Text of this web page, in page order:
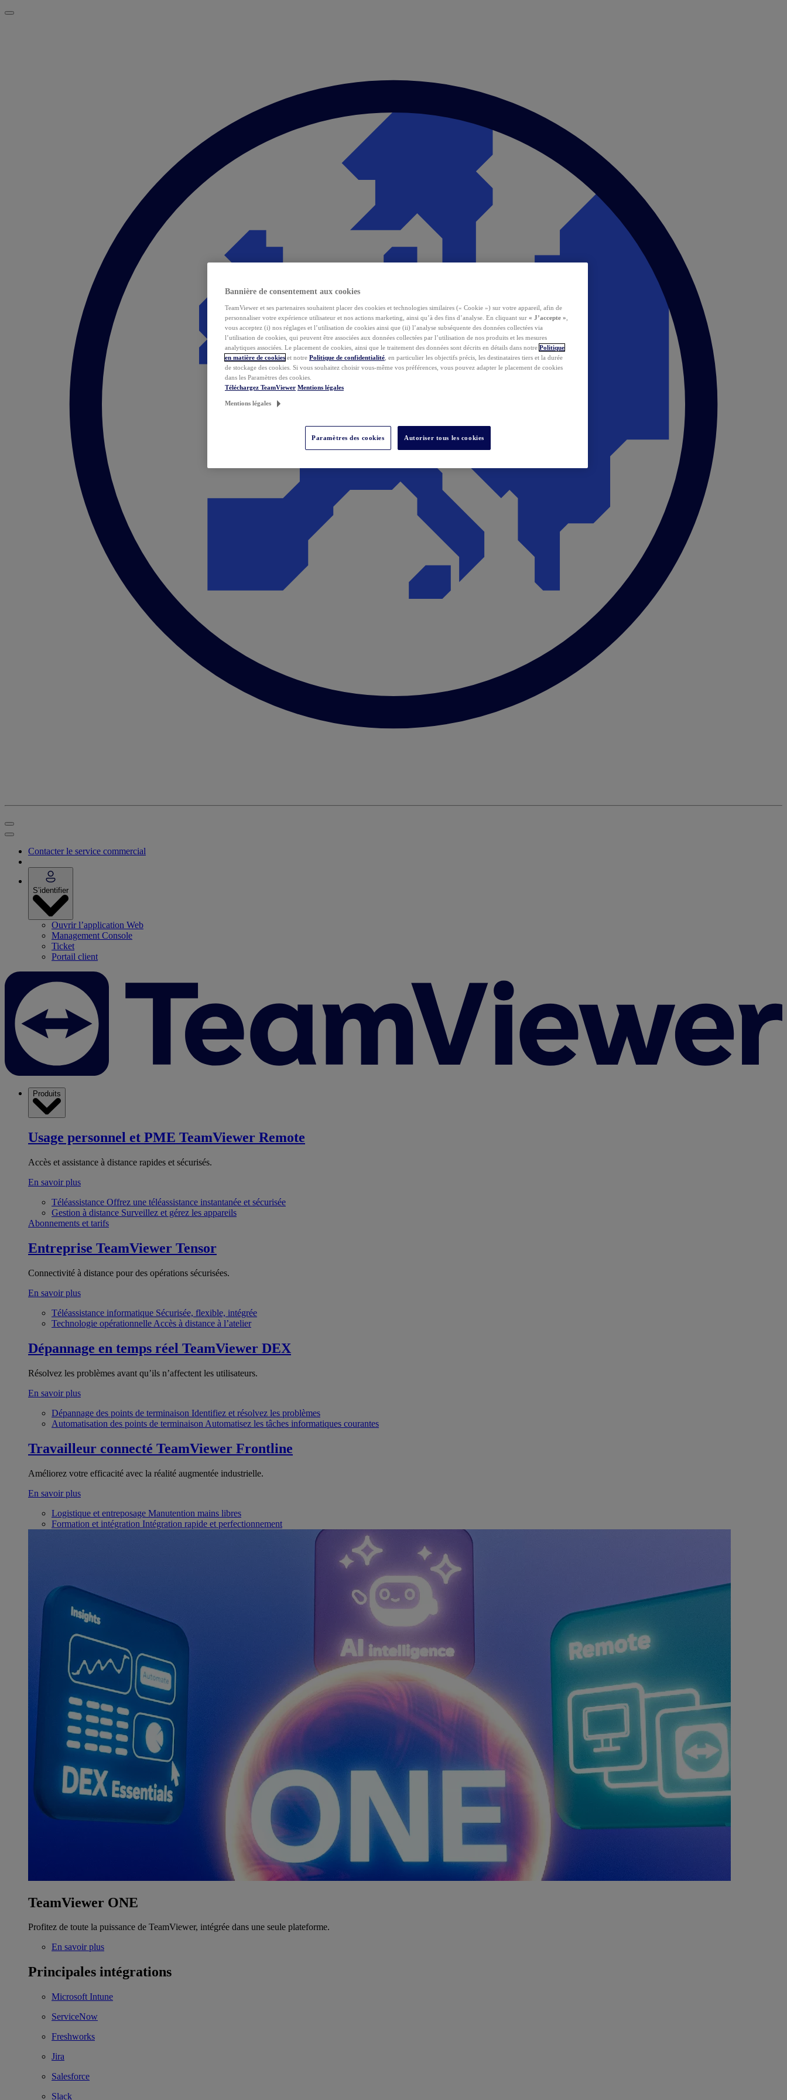
Contacter le service commercial
S’identifier
Ouvrir l’application Web
Management Console
Ticket
Portail client
Produits
Usage personnel et PME TeamViewer Remote
Accès et assistance à distance rapides et sécurisés.
En savoir plus
Téléassistance Offrez une téléassistance instantanée et sécurisée
Gestion à distance Surveillez et gérez les appareils
Abonnements et tarifs
Entreprise TeamViewer Tensor
Connectivité à distance pour des opérations sécurisées.
En savoir plus
Téléassistance informatique Sécurisée, flexible, intégrée
Technologie opérationnelle Accès à distance à l’atelier
Dépannage en temps réel TeamViewer DEX
Résolvez les problèmes avant qu’ils n’affectent les utilisateurs.
En savoir plus
Dépannage des points de terminaison Identifiez et résolvez les problèmes
Automatisation des points de terminaison Automatisez les tâches informatiques courantes
Travailleur connecté TeamViewer Frontline
Améliorez votre efficacité avec la réalité augmentée industrielle.
En savoir plus
Logistique et entreposage Manutention mains libres
Formation et intégration Intégration rapide et perfectionnement
TeamViewer ONE
Profitez de toute la puissance de TeamViewer, intégrée dans une seule plateforme.
En savoir plus
Principales intégrations
Microsoft Intune
ServiceNow
Freshworks
Jira
Salesforce
Slack
Bannière de consentement aux cookies
TeamViewer et ses partenaires souhaitent placer des cookies et technologies similaires (« Cookie ») sur votre appareil, afin de
personnaliser votre expérience utilisateur et nos actions marketing, ainsi qu’à des fins d’analyse. En cliquant sur « J’accepte »
vous acceptez (i) nos réglages et l’utilisation de cookies ainsi que (ii) l’analyse subséquente des données collectées via
l’utilisation de cookies, qui peuvent être associées aux données collectées par l’utilisation de nos produits et les mesures
analytiques associées. Le placement de cookies, ainsi que le traitement des données sont décrits en détails dans notre Politique
en matière de cookies et notre Politique de confidentialité , en particulier les objectifs précis, les destinataires tiers et la durée
de stockage des cookies. Si vous souhaitez choisir vous-même vos préférences, vous pouvez adapter le placement de cookies
dans les Paramètres des cookies.
Téléchargez TeamViewer Mentions légales
Mentions légales
Paramètres des cookies Autoriser tous les cookies